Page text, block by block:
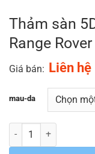
Thảm sàn
Range
Giá bán: Liên hệ
mau-da
Số lượng